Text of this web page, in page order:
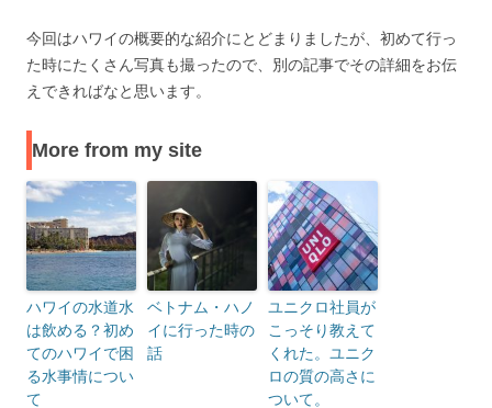
今回はハワイの概要的な紹介にとどまりましたが、初めて行っ
た時にたくさん写真も撮ったので、別の記事でその詳細をお伝
えできればなと思います。
More from my site
ハワイの水道水
は飲める？初め
てのハワイで困
る水事情につい
て
ベトナム・ハノ
イに行った時の
話
ユニクロ社員が
こっそり教えて
くれた。ユニク
ロの質の高さに
ついて。